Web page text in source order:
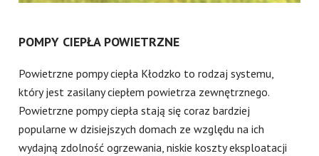
POMPY CIEPŁA POWIETRZNE
Powietrzne pompy ciepła Kłodzko to rodzaj systemu,
który jest zasilany ciepłem powietrza zewnętrznego.
Powietrzne pompy ciepła stają się coraz bardziej
popularne w dzisiejszych domach ze względu na ich
wydajną zdolność ogrzewania, niskie koszty eksploatacji